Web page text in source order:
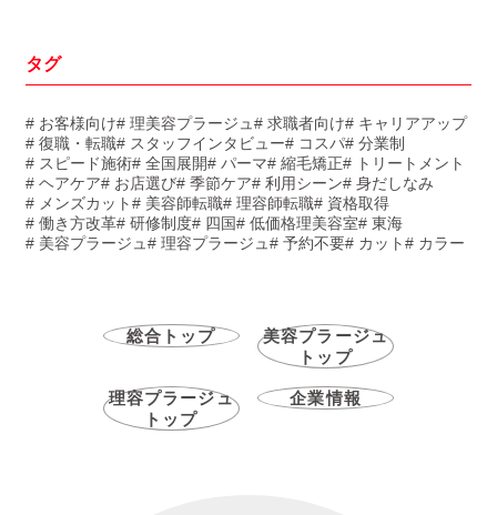
タグ
# お客様向け# 理美容プラージュ# 求職者向け# キャリアアップ
# 復職・転職# スタッフインタビュー# コスパ# 分業制
# スピード施術# 全国展開# パーマ# 縮毛矯正# トリートメント
# ヘアケア# お店選び# 季節ケア# 利用シーン# 身だしなみ
# メンズカット# 美容師転職# 理容師転職# 資格取得
# 働き方改革# 研修制度# 四国# 低価格理美容室# 東海
# 美容プラージュ# 理容プラージュ# 予約不要# カット# カラー
総合トップ
美容プラージュ
トップ
理容プラージュ
トップ
企業情報